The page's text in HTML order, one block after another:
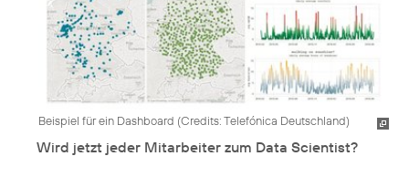
Beispiel für ein Dashboard (Credits: Telefónica Deutschland)
Wird jetzt jeder Mitarbeiter zum Data Scientist?